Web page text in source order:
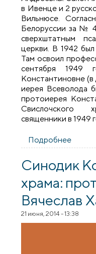
в Ивенце и 2
Вильнюсе.
Белоруссии за №
сверхштатным
церкви. В 1942
Там освоил
сентября 1949
Константиновне (в
иерея Всеволода
протоиерея
Свислочского
священники в 1949
Подробнее
Синодик
храма:
Вячеслав
21 июня, 2014 - 13:38